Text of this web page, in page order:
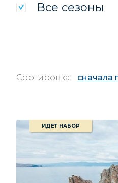
Все сезоны
Сортировка: сначала
ИДЕТ НАБОР